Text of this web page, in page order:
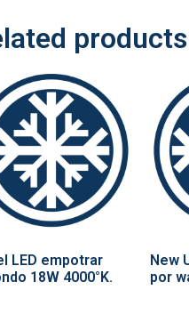
products
LED empotrar
18W 4000°K.
New
por